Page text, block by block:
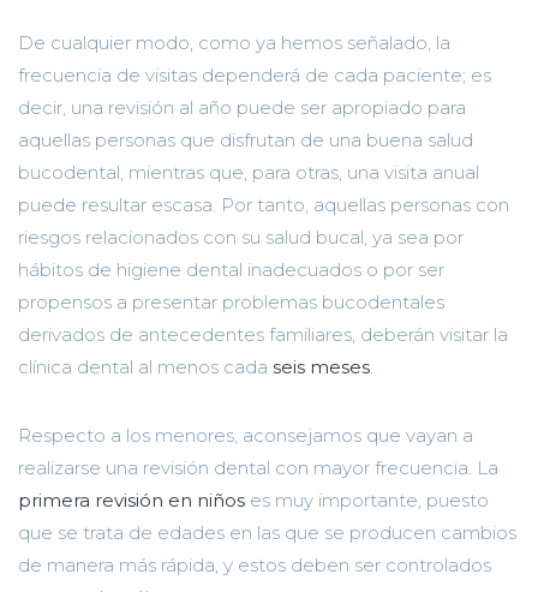
De cualquier modo, como ya hemos señalado, la
frecuencia de visitas dependerá de cada paciente; es
decir, una revisión al año puede ser apropiado para
aquellas personas que disfrutan de una buena salud
bucodental, mientras que, para otras, una visita anual
puede resultar escasa. Por tanto, aquellas personas con
riesgos relacionados con su salud bucal, ya sea por
hábitos de higiene dental inadecuados o por ser
propensos a presentar problemas bucodentales
derivados de antecedentes familiares, deberán visitar la
clínica dental al menos cada seis meses.
Respecto a los menores, aconsejamos que vayan a
realizarse una revisión dental con mayor frecuencia. La
primera revisión en niños es muy importante, puesto
que se trata de edades en las que se producen cambios
de manera más rápida, y estos deben ser controlados